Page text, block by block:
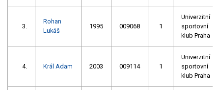
3.
Rohan
Lukáš
1995 009068 1
Univerzitní
sportovní
klub Praha
4. Král Adam 2003 009114 1
Univerzitní
sportovní
klub Praha